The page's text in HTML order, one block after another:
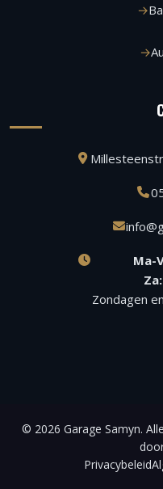
Ma-
Za:
Zondagen
© 2026 Garage Samyn.
Privacybeleid